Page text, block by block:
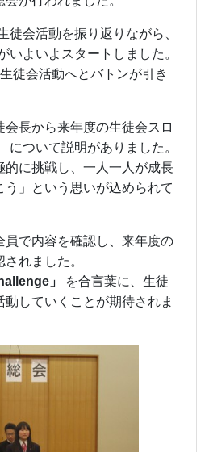
徒会活動を振り返りながら、
いよいよスタートしました。
徒会活動へとバトンが引き
長から来年度の生徒会スロ
について説明がありました。
的に挑戦し、一人一人が成長
う」という思いが込められて
員で内容を確認し、来年度の
れました。
」
を合言葉に、生徒
していくことが期待されま